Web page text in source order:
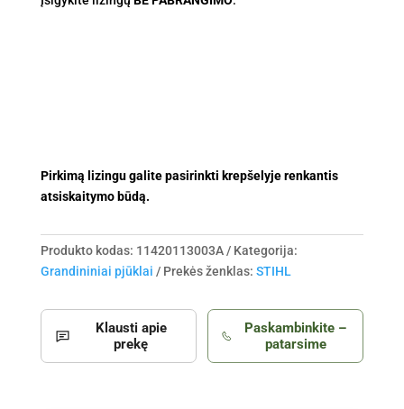
pjovim.
juost.
Pirkimą lizingu galite pasirinkti krepšelyje renkantis
atsiskaitymo būdą.
Produkto kodas: 11420113003A
Kategorija:
Grandininiai pjūklai
Prekės ženklas: STIHL
Klausti apie
prekę
Paskambinkite –
patarsime